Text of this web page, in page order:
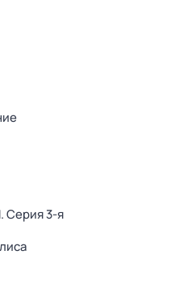
. Серия 3-я